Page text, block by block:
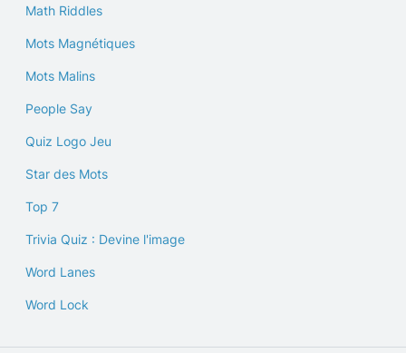
Math Riddles
Mots Magnétiques
Mots Malins
People Say
Quiz Logo Jeu
Star des Mots
Top 7
Trivia Quiz : Devine l'image
Word Lanes
Word Lock